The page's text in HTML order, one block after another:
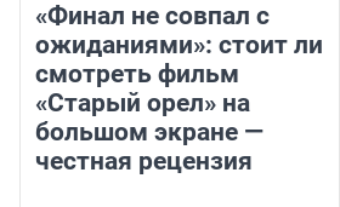
«Финал не совпал с
ожиданиями»: стоит ли
смотреть фильм
«Старый орел» на
большом экране —
честная рецензия